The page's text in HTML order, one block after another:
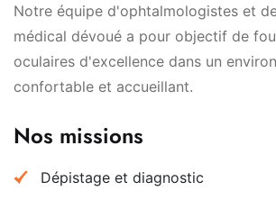
Notre équipe d'ophtalmologistes et
médical dévoué a pour objectif de
oculaires d'excellence dans un
confortable et accueillant.
Nos missions
Dépistage et diagnostic